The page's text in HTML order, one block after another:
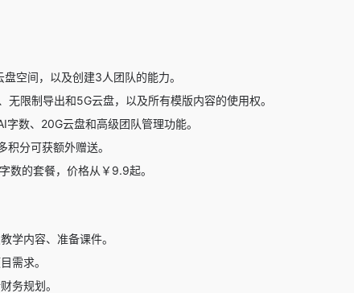
空间，以及创建3人团队的能力。
限制导出和5G云盘，以及所有模版内容的使用权。
数、20G云盘和高级团队管理功能。
分可获额外赠送。
的套餐，价格从￥9.9起。
学内容、准备课件。
需求。
务规划。